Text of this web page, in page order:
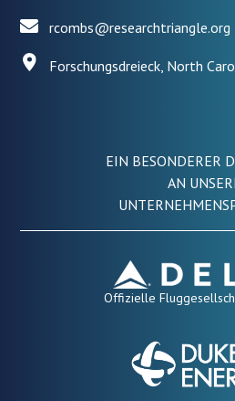
rcombs@researchtriangle.org
Forschungsdreieck, North
EIN BESONDERER
AN
Offizielle